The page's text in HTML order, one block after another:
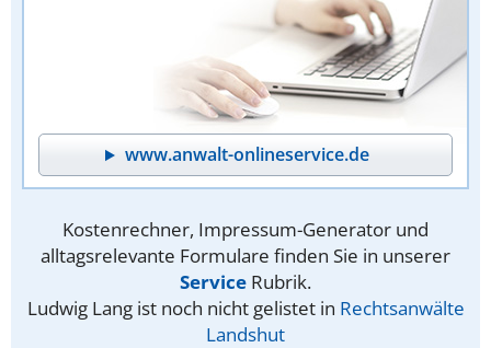
www.anwalt-onlineservice.de
Kostenrechner, Impressum-Generator und
alltagsrelevante Formulare finden Sie in unserer
Service Rubrik.
Ludwig Lang ist noch nicht gelistet in Rechtsanwälte
Landshut